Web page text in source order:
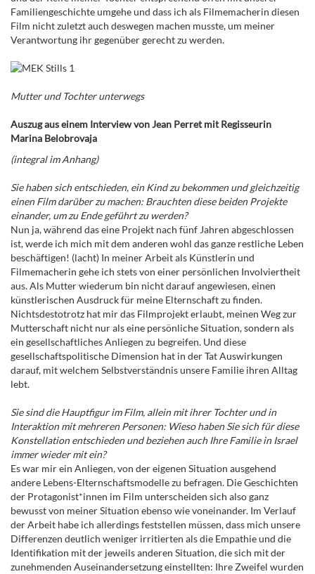
Familiengeschichte umgehe und dass ich als Filmemacherin diesen
Film nicht zuletzt auch deswegen machen musste, um meiner
Verantwortung ihr gegenüber gerecht zu werden.
Mutter und Tochter unterwegs
Auszug aus einem Interview von Jean Perret mit Regisseurin
Marina Belobrovaja
(integral im Anhang)
Sie haben sich entschieden, ein Kind zu bekommen und gleichzeitig
einen Film darüber zu machen: Brauchten diese beiden Projekte
einander, um zu Ende geführt zu werden?
Nun ja, während das eine Projekt nach fünf Jahren abgeschlossen
ist, werde ich mich mit dem anderen wohl das ganze restliche Leben
beschäftigen! (lacht) In meiner Arbeit als Künstlerin und
Filmemacherin gehe ich stets von einer persönlichen Involviertheit
aus. Als Mutter wiederum bin nicht darauf angewiesen, einen
künstlerischen Ausdruck für meine Elternschaft zu finden.
Nichtsdestotrotz hat mir das Filmprojekt erlaubt, meinen Weg zur
Mutterschaft nicht nur als eine persönliche Situation, sondern als
ein gesellschaftliches Anliegen zu begreifen. Und diese
gesellschaftspolitische Dimension hat in der Tat Auswirkungen
darauf, mit welchem Selbstverständnis unsere Familie ihren Alltag
lebt.
Sie sind die Hauptfigur im Film, allein mit ihrer Tochter und in
Interaktion mit mehreren Personen: Wieso haben Sie sich für diese
Konstellation entschieden und beziehen auch Ihre Familie in Israel
immer wieder mit ein?
Es war mir ein Anliegen, von der eigenen Situation ausgehend
andere Lebens-Elternschaftsmodelle zu befragen. Die Geschichten
der Protagonist*innen im Film unterscheiden sich also ganz
bewusst von meiner Situation ebenso wie voneinander. Im Verlauf
der Arbeit habe ich allerdings feststellen müssen, dass mich unsere
Differenzen deutlich weniger irritierten als die Empathie und die
Identifikation mit der jeweils anderen Situation, die sich mit der
zunehmenden Auseinandersetzung einstellten: Ihre Zweifel wurden